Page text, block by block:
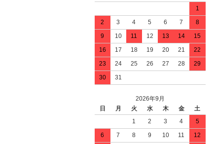
1
2
3 4 5 6 7
8
9
10 11 12 13 14
15
16
17 18 19 20 21
22
23
24 25 26 27 28
29
30
31
2026年9月
日
月 火 水 木 金
土
1
2 3 4
5
6
7 8 9 10 11 12